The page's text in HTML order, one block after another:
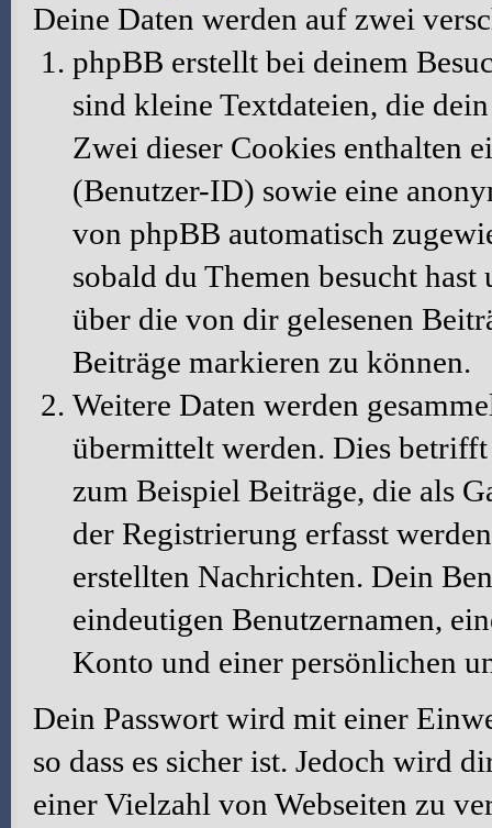
Deine Daten werden auf zwei
phpBB erstellt bei deinem
sind kleine Textdateien, die
Zwei dieser Cookies enthalten
(Benutzer-ID) sowie eine
von phpBB automatisch
sobald du Themen besucht
über die von dir gelesenen
Beiträge markieren zu können.
Weitere Daten werden
übermittelt werden. Dies
zum Beispiel Beiträge, die als
der Registrierung erfasst
erstellten Nachrichten. Dein
eindeutigen Benutzernamen,
Konto und einer persönlichen
Dein Passwort wird mit einer
so dass es sicher ist. Jedoch wird
einer Vielzahl von Webseiten zu